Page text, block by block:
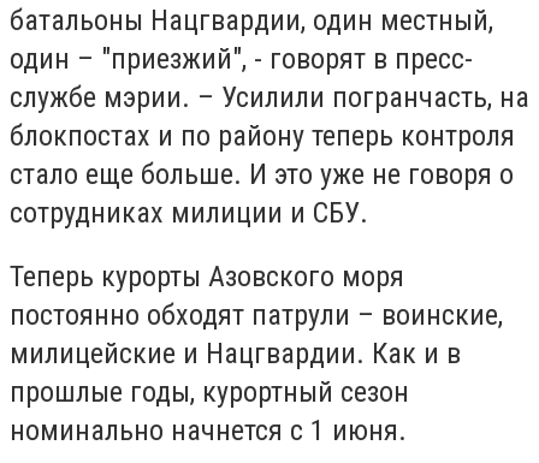
батальоны Нацгвардии, один местный,
один – "приезжий", - говорят в пресс-
службе мэрии. – Усилили погранчасть, на
блокпостах и по району теперь контроля
стало еще больше. И это уже не говоря о
сотрудниках милиции и СБУ.
Теперь курорты Азовского моря
постоянно обходят патрули – воинские,
милицейские и Нацгвардии. Как и в
прошлые годы, курортный сезон
номинально начнется с 1 июня.